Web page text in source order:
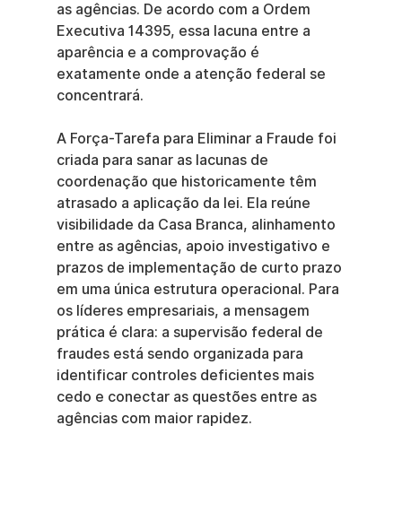
as agências. De acordo com a Ordem
Executiva 14395, essa lacuna entre a
aparência e a comprovação é
exatamente onde a atenção federal se
concentrará.
A Força-Tarefa para Eliminar a Fraude foi
criada para sanar as lacunas de
coordenação que historicamente têm
atrasado a aplicação da lei. Ela reúne
visibilidade da Casa Branca, alinhamento
entre as agências, apoio investigativo e
prazos de implementação de curto prazo
em uma única estrutura operacional. Para
os líderes empresariais, a mensagem
prática é clara: a supervisão federal de
fraudes está sendo organizada para
identificar controles deficientes mais
cedo e conectar as questões entre as
agências com maior rapidez.